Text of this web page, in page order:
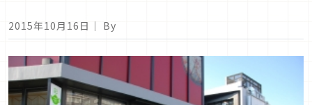
2015年10月16日 ｜ By